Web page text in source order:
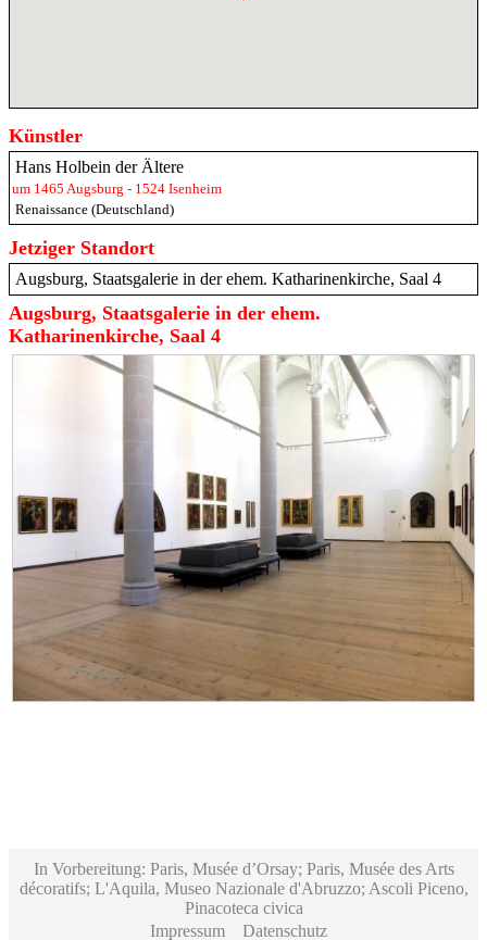
Künstler
Hans Holbein der Ältere
um 1465 Augsburg - 1524 Isenheim
Renaissance (Deutschland)
Jetziger Standort
Augsburg, Staatsgalerie in der ehem. Katharinenkirche, Saal 4
Augsburg, Staatsgalerie in der ehem.
Katharinenkirche, Saal 4
In Vorbereitung: Paris, Musée d’Orsay; Paris, Musée des Arts
décoratifs; L'Aquila, Museo Nazionale d'Abruzzo; Ascoli Piceno,
Pinacoteca civica
Impressum
Datenschutz